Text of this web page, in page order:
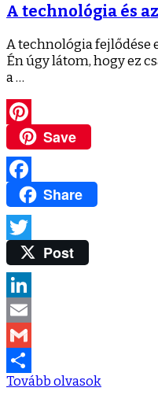
A technológia és
A technológia fejlődése
Én úgy látom, hogy ez
a …
Pinterest
Save
Facebook
Share
TwitterPost
LinkedIn
Email
Gmail
Ossza
Tovább olvasok